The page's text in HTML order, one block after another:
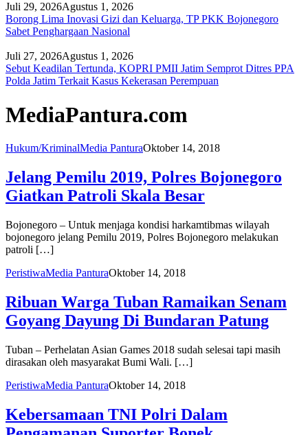
Juli 29, 2026Agustus 1, 2026
Borong Lima Inovasi Gizi dan Keluarga, TP PKK Bojonegoro
Sabet Penghargaan Nasional
Juli 27, 2026Agustus 1, 2026
Sebut Keadilan Tertunda, KOPRI PMII Jatim Semprot Ditres PPA
Polda Jatim Terkait Kasus Kekerasan Perempuan
MediaPantura.com
Hukum/KriminalMedia PanturaOktober 14, 2018
Jelang Pemilu 2019, Polres Bojonegoro
Giatkan Patroli Skala Besar
Bojonegoro – Untuk menjaga kondisi harkamtibmas wilayah
bojonegoro jelang Pemilu 2019, Polres Bojonegoro melakukan
patroli […]
PeristiwaMedia PanturaOktober 14, 2018
Ribuan Warga Tuban Ramaikan Senam
Goyang Dayung Di Bundaran Patung
Tuban – Perhelatan Asian Games 2018 sudah selesai tapi masih
dirasakan oleh masyarakat Bumi Wali. […]
PeristiwaMedia PanturaOktober 14, 2018
Kebersamaan TNI Polri Dalam